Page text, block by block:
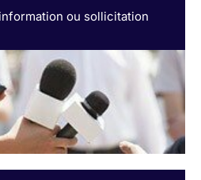
ou sollicitation